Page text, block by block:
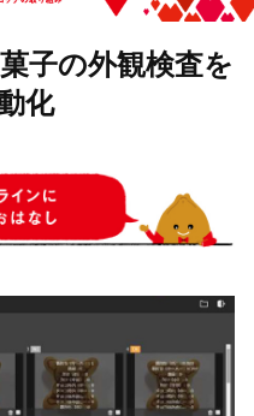
子の外観検査を
化